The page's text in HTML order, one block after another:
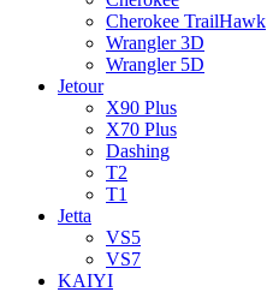
Cherokee TrailHawk
Wrangler 3D
Wrangler 5D
Jetour
X90 Plus
X70 Plus
Dashing
T2
T1
Jetta
VS5
VS7
KAIYI